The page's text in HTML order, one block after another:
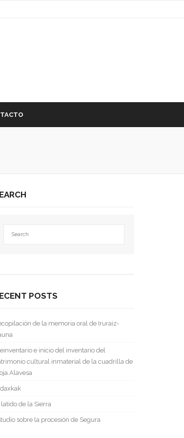
POSTS
de la memoria oral de Iruraiz-
e inicio del inventario del
cultural inmaterial de la cuadrilla de
Alavesa
latido de la Sierra
sobre la procesión de Segura